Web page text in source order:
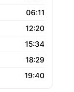
06:11
12:20
15:34
18:29
19:40